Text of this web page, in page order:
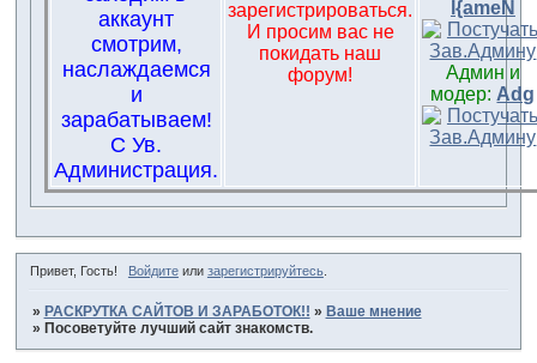
аккаунт
смотрим,
наслаждаемся
и
зарабатываем!
С Ув.
Администрация.
зарегистрироваться.
И просим вас не
покидать наш
форум!
l{ameN
Админ и
модер: Adg
Привет, Гость! Войдитеили зарегистрируйтесь.
» РАСКРУТКА САЙТОВ И ЗАРАБОТОК!! » Ваше мнение
» Посоветуйте лучший сайт знакомств.